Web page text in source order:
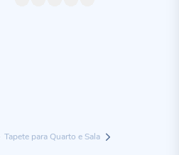
Tapete para Quarto e Sala